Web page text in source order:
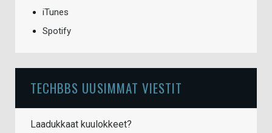
iTunes
Spotify
TECHBBS UUSIMMAT VIESTIT
Laadukkaat kuulokkeet?